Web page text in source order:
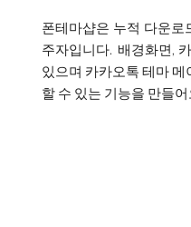
폰테마샵은 누적 다운
주자입니다. 배경화면,
있으며 카카오톡 테마
할 수 있는 기능을 만들